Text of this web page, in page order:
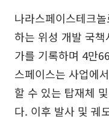
나라스페이스테크
하는 위성 개발 국
가를 기록하며 4만
스페이스는 사업에
할 수 있는 탑재체
다. 이후 발사 및 궤